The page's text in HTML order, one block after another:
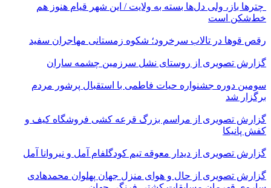
چترها باز، ولی دل‌ها بسته به ولایت / این شهر قیام هنوز هم
خط‌شکن است
رقص قوها در تالاب سرخرود؛ شکوه زمستانی مهاجران سفید
گزارش تصویری از روستای نشل سرزمین چشمه ساران
سومین دوره جشنواره حیات فاطمی با استقبال پرشور مردم
برگزار شد
گزارش تصویری از مراسم بزرگ قرعه کشی فروشگاه کیف و
کفش پانیکا
گزارش تصویری از دیدار معوقه تیم کودگلفام آمل و نیروانا آمل
گزارش تصویری از حال و هوای منزل جهان پهلوان محمدهادی